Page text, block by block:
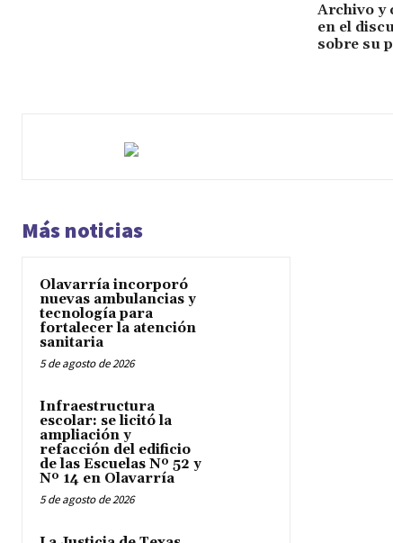
Archivo y
en el
sobre su
Más noticias
Olavarría incorporó
nuevas ambulancias y
tecnología para
fortalecer la atención
sanitaria
5 de agosto de 2026
Infraestructura
escolar: se licitó la
ampliación y
refacción del edificio
de las Escuelas Nº 52 y
Nº 14 en Olavarría
5 de agosto de 2026